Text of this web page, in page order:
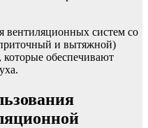
вентиляционных систем со
и вытяжной)
обеспечивают